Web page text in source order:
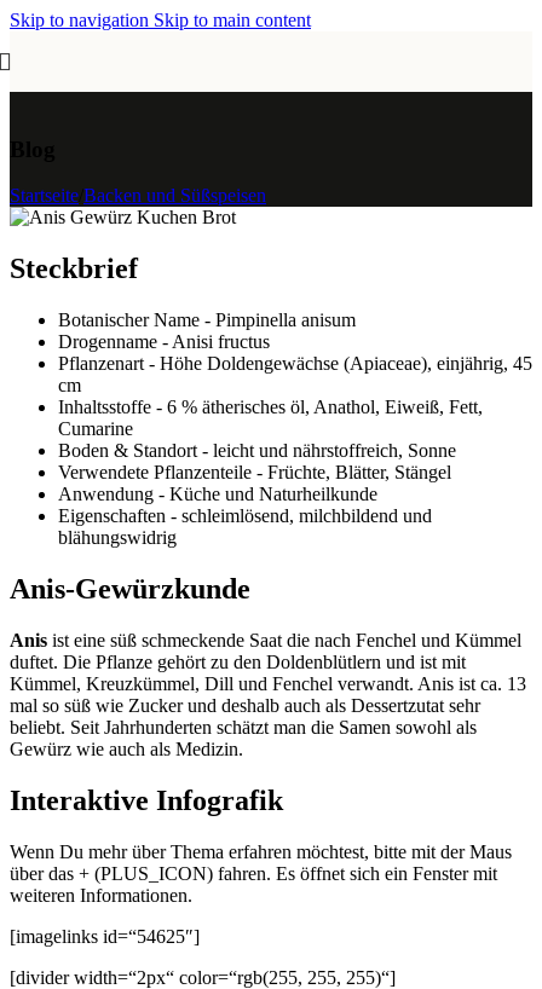
Skip to navigation Skip to main content
Startseite Backen und Süßspeisen
Steckbrief
Botanischer Name - Pimpinella anisum
Drogenname - Anisi fructus
Pflanzenart - Höhe Doldengewächse (Apiaceae), einjährig, 45
cm
Inhaltsstoffe - 6 % ätherisches öl, Anathol, Eiweiß, Fett,
Cumarine
Boden & Standort - leicht und nährstoffreich, Sonne
Verwendete Pflanzenteile - Früchte, Blätter, Stängel
Anwendung - Küche und Naturheilkunde
Eigenschaften - schleimlösend, milchbildend und
blähungswidrig
Anis-Gewürzkunde
Anis ist eine süß schmeckende Saat die nach Fenchel und Kümmel
duftet. Die Pflanze gehört zu den Doldenblütlern und ist mit
Kümmel, Kreuzkümmel, Dill und Fenchel verwandt. Anis ist ca. 13
mal so süß wie Zucker und deshalb auch als Dessertzutat sehr
beliebt. Seit Jahrhunderten schätzt man die Samen sowohl als
Gewürz wie auch als Medizin.
Interaktive Infografik
Wenn Du mehr über Thema erfahren möchtest, bitte mit der Maus
über das + (PLUS_ICON) fahren. Es öffnet sich ein Fenster mit
weiteren Informationen.
[imagelinks id=“54625″]
[divider width=“2px“ color=“rgb(255, 255, 255)“]